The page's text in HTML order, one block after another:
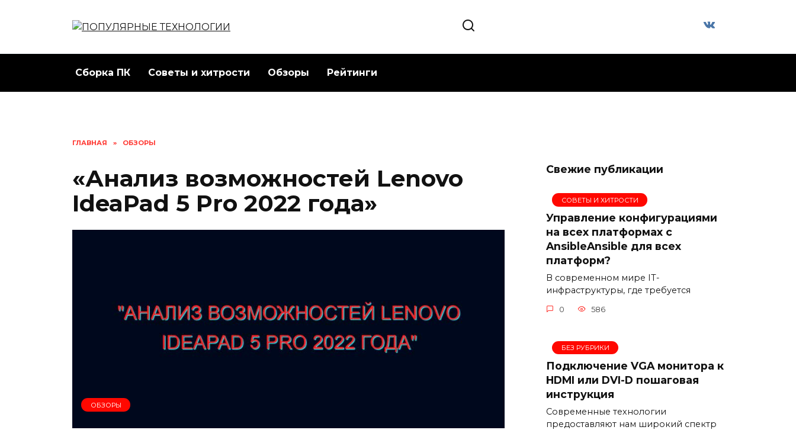
Сборка ПК Советы и хитрости Обзоры Рейтинги
ГЛАВНАЯ » ОБЗОРЫ
«Анализ возможностей Lenovo
IdeaPad 5 Pro 2022 года»
ОБЗОРЫ
Свежие публикации
СОВЕТЫ И ХИТРОСТИ
Управление конфигурациями
на всех платформах с
AnsibleAnsible для всех
платформ?
В современном мире IT-
инфраструктуры, где требуется
0 586
БЕЗ РУБРИКИ
Подключение VGA монитора к
HDMI или DVI-D пошаговая
инструкция
Современные технологии
предоставляют нам широкий спектр